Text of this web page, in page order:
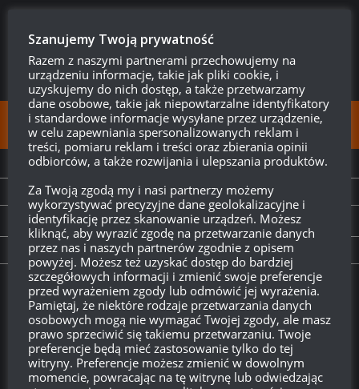
FOLLOW:
NEXT STORY
Tapeta z klimatem – Type 59
PREVIOUS STORY
Misje na wagę złota
Twitch.tv - Zurugula
Szanujemy Twoją prywatność
Razem z naszymi partnerami przechowujemy na
urządzeniu informacje, takie jak pliki cookie, i
uzyskujemy do nich dostęp, a także przetwarzamy
dane osobowe, takie jak niepowtarzalne identyfikatory
i standardowe informacje wysyłane przez urządzenie,
w celu zapewniania spersonalizowanych reklam i
treści, pomiaru reklam i treści oraz zbierania opinii
odbiorców, a także rozwijania i ulepszania produktów.
Za Twoją zgodą my i nasi partnerzy możemy
wykorzystywać precyzyjne dane geolokalizacyjne i
identyfikację przez skanowanie urządzeń. Możesz
kliknąć, aby wyrazić zgodę na przetwarzanie danych
przez nas i naszych partnerów zgodnie z opisem
powyżej. Możesz też uzyskać dostęp do bardziej
szczegółowych informacji i zmienić swoje preferencje
przed wyrażeniem zgody lub odmówić jej wyrażenia.
Pamiętaj, że niektóre rodzaje przetwarzania danych
osobowych mogą nie wymagać Twojej zgody, ale masz
prawo sprzeciwić się takiemu przetwarzaniu. Twoje
preferencje będą mieć zastosowanie tylko do tej
witryny. Preferencje możesz zmienić w dowolnym
momencie, powracając na tę witrynę lub odwiedzając